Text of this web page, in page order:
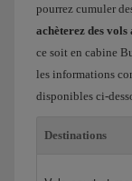
pourrez cumuler
achèterez des
ce soit en cabine
les informations
disponibles ci-
Destinations